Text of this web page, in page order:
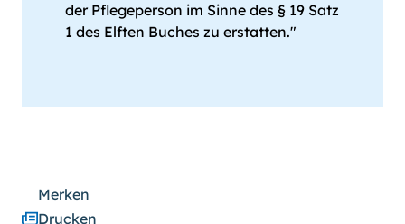
der Pflegeperson im Sinne des § 19 Satz
1 des Elften Buches zu erstatten."
Merken
Drucken